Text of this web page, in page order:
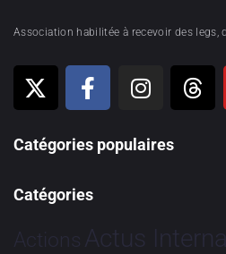
Association habilitée à recevoir des legs,
Catégories populaires
Catégories
Actions Actus